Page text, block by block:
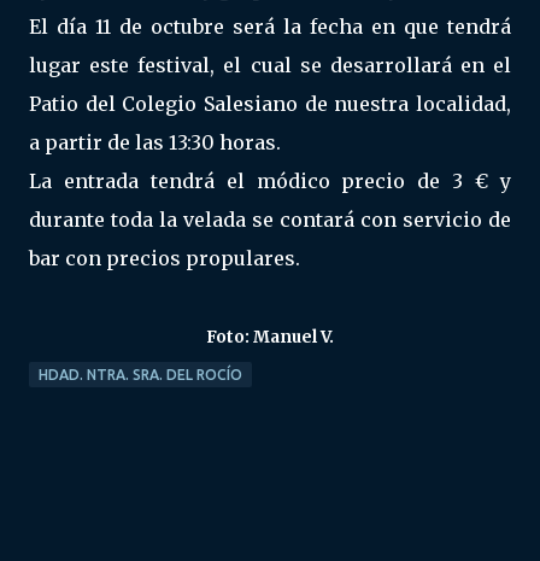
El día 11 de octubre será la fecha en que tendrá
lugar este festival, el cual se desarrollará en el
Patio del Colegio Salesiano de nuestra localidad,
a partir de las 13:30 horas.
La entrada tendrá el módico precio de 3 € y
durante toda la velada se contará con servicio de
bar con precios propulares.
Foto: Manuel V.
HDAD. NTRA. SRA. DEL ROCÍO